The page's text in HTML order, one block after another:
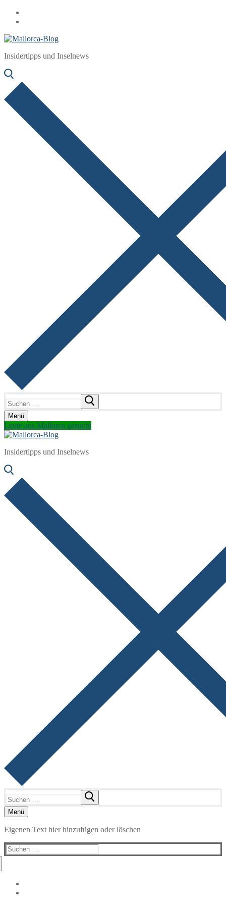
Zum
Inhalt
Menü
Schließen
Insidertipps und Inselnews
nach:
Menü
Leute aus Mallorca gesucht
Insidertipps und Inselnews
nach:
Menü
Eigenen Text hier hinzufügen oder löschen
Suchen
nach: